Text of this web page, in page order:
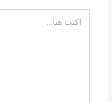
هنا...